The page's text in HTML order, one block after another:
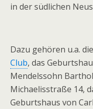
in der südlichen
Dazu gehören u.a.
Club, das
Mendelssohn
Michaelisstraße 14,
Geburtshaus von